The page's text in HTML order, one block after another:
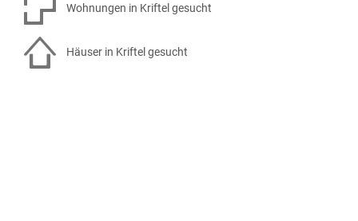
Wohnungen in Kriftel gesucht
Häuser in Kriftel gesucht